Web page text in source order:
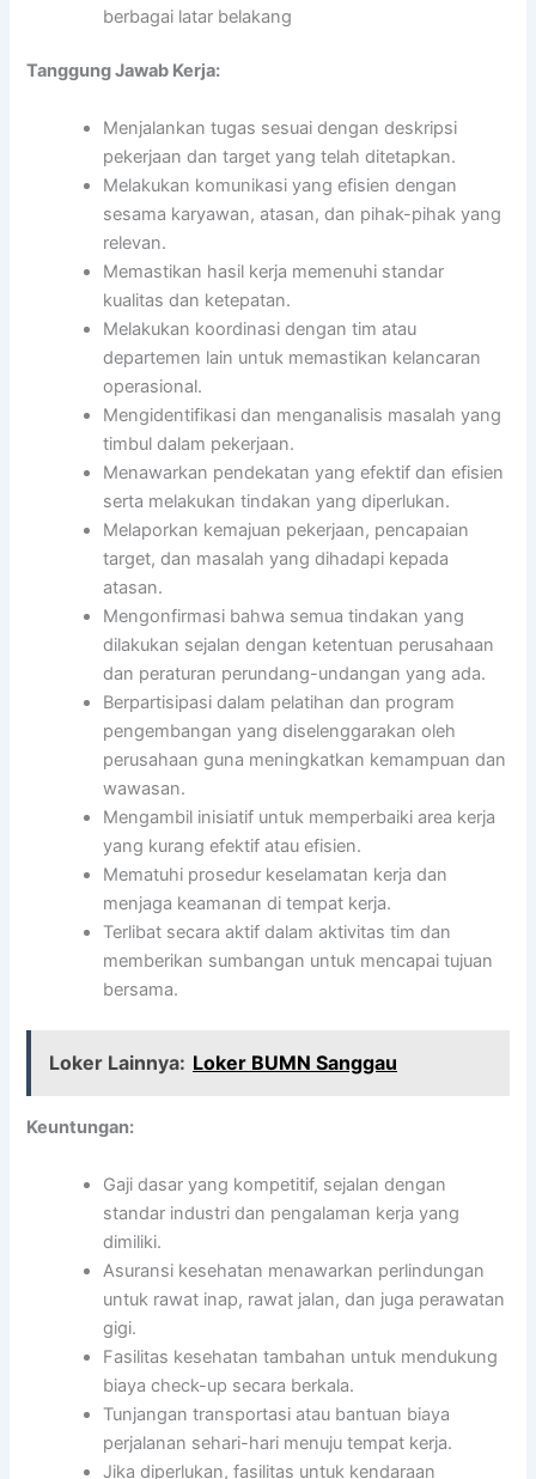
berbagai latar belakang
Tanggung Jawab Kerja:
Menjalankan tugas sesuai dengan deskripsi
pekerjaan dan target yang telah ditetapkan.
Melakukan komunikasi yang efisien dengan
sesama karyawan, atasan, dan pihak-pihak yang
relevan.
Memastikan hasil kerja memenuhi standar
kualitas dan ketepatan.
Melakukan koordinasi dengan tim atau
departemen lain untuk memastikan kelancaran
operasional.
Mengidentifikasi dan menganalisis masalah yang
timbul dalam pekerjaan.
Menawarkan pendekatan yang efektif dan efisien
serta melakukan tindakan yang diperlukan.
Melaporkan kemajuan pekerjaan, pencapaian
target, dan masalah yang dihadapi kepada
atasan.
Mengonfirmasi bahwa semua tindakan yang
dilakukan sejalan dengan ketentuan perusahaan
dan peraturan perundang-undangan yang ada.
Berpartisipasi dalam pelatihan dan program
pengembangan yang diselenggarakan oleh
perusahaan guna meningkatkan kemampuan dan
wawasan.
Mengambil inisiatif untuk memperbaiki area kerja
yang kurang efektif atau efisien.
Mematuhi prosedur keselamatan kerja dan
menjaga keamanan di tempat kerja.
Terlibat secara aktif dalam aktivitas tim dan
memberikan sumbangan untuk mencapai tujuan
bersama.
Loker Lainnya: Loker BUMN Sanggau
Keuntungan:
Gaji dasar yang kompetitif, sejalan dengan
standar industri dan pengalaman kerja yang
dimiliki.
Asuransi kesehatan menawarkan perlindungan
untuk rawat inap, rawat jalan, dan juga perawatan
gigi.
Fasilitas kesehatan tambahan untuk mendukung
biaya check-up secara berkala.
Tunjangan transportasi atau bantuan biaya
perjalanan sehari-hari menuju tempat kerja.
Jika diperlukan, fasilitas untuk kendaraan